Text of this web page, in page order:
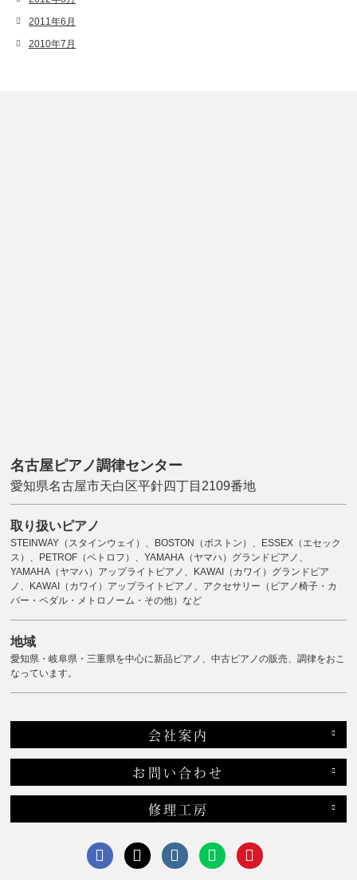
2011年6月
2010年7月
名古屋ピアノ調律センター
愛知県名古屋市天白区平針四丁目2109番地
取り扱いピアノ
STEINWAY（スタインウェイ）、BOSTON（ボストン）、ESSEX（エセック
ス）、PETROF（ペトロフ）、YAMAHA（ヤマハ）グランドピアノ、
YAMAHA（ヤマハ）アップライトピアノ、KAWAI（カワイ）グランドピア
ノ、KAWAI（カワイ）アップライトピアノ、アクセサリー（ピアノ椅子・カ
バー・ペダル・メトロノーム・その他）など
地域
愛知県・岐阜県・三重県を中心に新品ピアノ、中古ピアノの販売、調律をおこ
なっています。
会社案内
お問い合わせ
修理工房